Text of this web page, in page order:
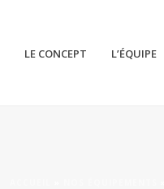
LE CONCEPT L’ÉQUIPE